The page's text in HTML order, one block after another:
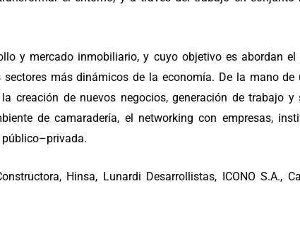
y mercado inmobiliario, y cuyo objetivo es abordan el
más dinámicos de la economía. De la mano de
creación de nuevos negocios, generación de trabajo y
de camaradería, el networking con empresas,
público–privada.
Hinsa, Lunardi Desarrollistas, ICONO S.A.,